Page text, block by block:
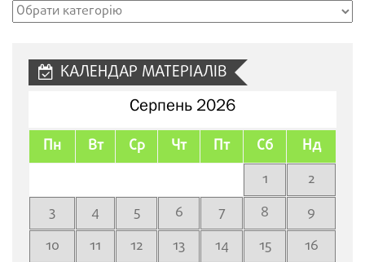
Рубрики
КАЛЕНДАР МАТЕРІАЛІВ
Серпень 2026
Пн Вт Ср Чт Пт Сб Нд
1
2
3
4 5 6 7 8
9
10
11 12 13 14 15
16